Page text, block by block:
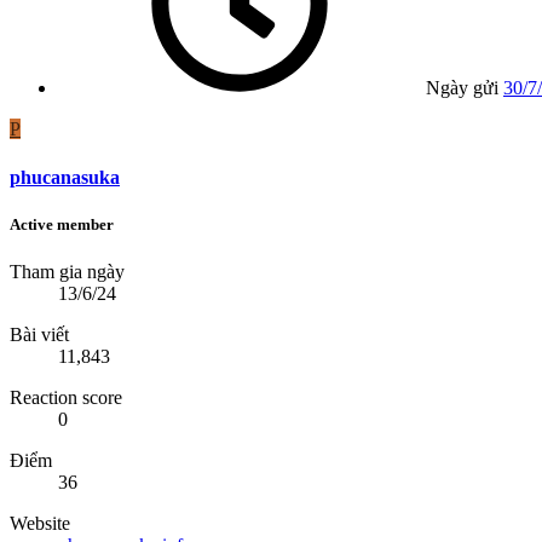
Ngày gửi 30/
P
phucanasuka
Active member
Tham gia ngày
13/6/24
Bài viết
11,843
Reaction score
0
Điểm
36
Website